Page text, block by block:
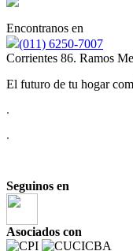
Encontranos en
(011) 6250-7007
Corrientes 86. Ramos
El futuro de tu hogar
.
.
Seguinos en
Asociados con